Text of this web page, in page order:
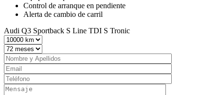
Control de arranque en pendiente
Alerta de cambio de carril
Audi Q3 Sportback S Line TDI S Tronic